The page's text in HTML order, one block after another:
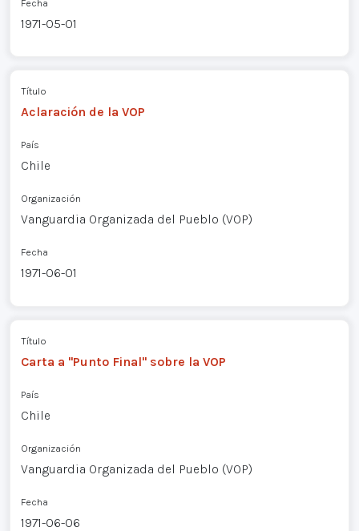
Fecha
1971-05-01
Título
Aclaración de la VOP
País
Chile
Organización
Vanguardia Organizada del Pueblo (VOP)
Fecha
1971-06-01
Título
Carta a "Punto Final" sobre la VOP
País
Chile
Organización
Vanguardia Organizada del Pueblo (VOP)
Fecha
1971-06-06